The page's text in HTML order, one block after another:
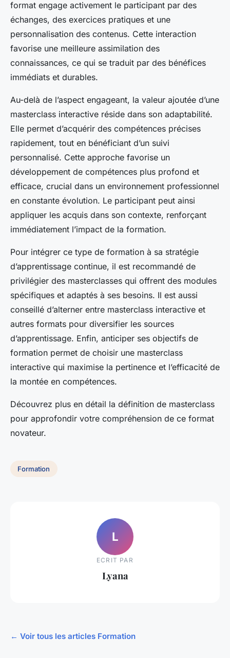
format engage activement le participant par des
échanges, des exercices pratiques et une
personnalisation des contenus. Cette interaction
favorise une meilleure assimilation des
connaissances, ce qui se traduit par des bénéfices
immédiats et durables.
Au-delà de l’aspect engageant, la valeur ajoutée d’une
masterclass interactive réside dans son adaptabilité.
Elle permet d’acquérir des compétences précises
rapidement, tout en bénéficiant d’un suivi
personnalisé. Cette approche favorise un
développement de compétences plus profond et
efficace, crucial dans un environnement professionnel
en constante évolution. Le participant peut ainsi
appliquer les acquis dans son contexte, renforçant
immédiatement l’impact de la formation.
Pour intégrer ce type de formation à sa stratégie
d’apprentissage continue, il est recommandé de
privilégier des masterclasses qui offrent des modules
spécifiques et adaptés à ses besoins. Il est aussi
conseillé d’alterner entre masterclass interactive et
autres formats pour diversifier les sources
d’apprentissage. Enfin, anticiper ses objectifs de
formation permet de choisir une masterclass
interactive qui maximise la pertinence et l’efficacité de
la montée en compétences.
Découvrez plus en détail la définition de masterclass
pour approfondir votre compréhension de ce format
novateur.
Formation
L
ECRIT PAR
Lyana
← Voir tous les articles Formation